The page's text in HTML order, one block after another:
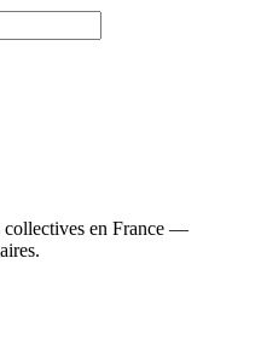
collectives en France —